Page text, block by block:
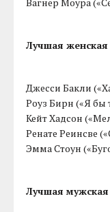
Лучшая женская
Джесси Бакли
Роуз Бирн («Я бы
Кейт Хадсон
Ренате Реинсве
Эмма Стоун
Лучшая мужская